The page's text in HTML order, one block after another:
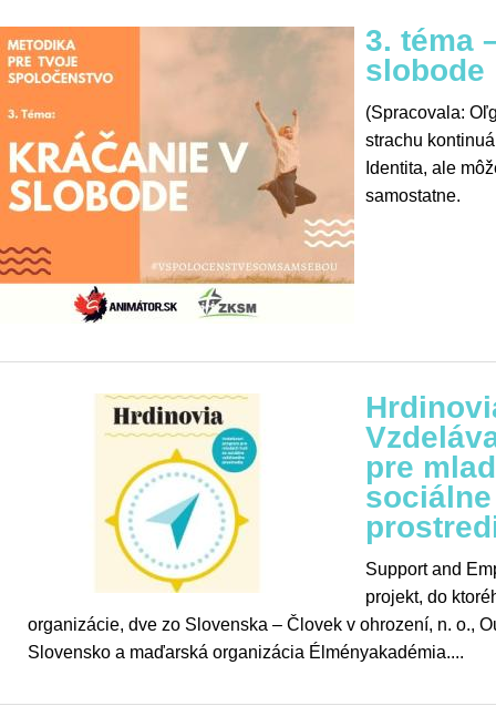
3. téma
slobode
(Spracovala:
strachu
Identita, ale
samostatne.
pre
Support and
projekt, do
organizácie, dve zo Slovenska – Človek v ohrození, n. o.,
Slovensko a maďarská organizácia Élményakadémia....